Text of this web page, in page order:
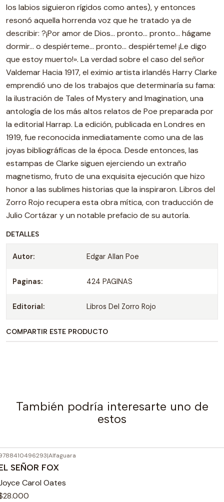
los labios siguieron rígidos como antes), y entonces
resonó aquella horrenda voz que he tratado ya de
describir: ?¡Por amor de Dios... pronto... pronto... hágame
dormir... o despiérteme... pronto... despiérteme! ¡Le digo
que estoy muerto!». La verdad sobre el caso del señor
Valdemar Hacia 1917, el eximio artista irlandés Harry Clarke
emprendió uno de los trabajos que determinaría su fama:
la ilustración de Tales of Mystery and Imagination, una
antología de los más altos relatos de Poe preparada por
la editorial Harrap. La edición, publicada en Londres en
1919, fue reconocida inmediatamente como una de las
joyas bibliográficas de la época. Desde entonces, las
estampas de Clarke siguen ejerciendo un extraño
magnetismo, fruto de una exquisita ejecución que hizo
honor a las sublimes historias que la inspiraron. Libros del
Zorro Rojo recupera esta obra mítica, con traducción de
Julio Cortázar y un notable prefacio de su autoría.
DETALLES
Autor: Edgar Allan Poe
Paginas: 424 PAGINAS
Editorial: Libros Del Zorro Rojo
COMPARTIR ESTE PRODUCTO
También podría interesarte uno de
estos
|Alfaguara
SEÑOR FOX
Carol Oates